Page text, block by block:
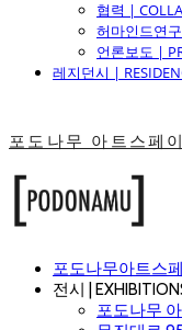
협력 |
허마인드연
언론보도 |
레지던시 |
포도나무 아트스페
포도나무아트스
전시 |
포도나무